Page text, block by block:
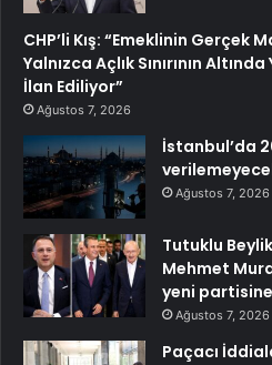
CHP’li Kış: “Emeklinin Gerçek
Yalnızca Açlık Sınırının
İlan Ediliyor”
Ağustos 7, 2026
İstanbul’da
Ağustos 7, 2026
Tutuklu
Mehmet
yeni
Ağustos 7, 2026
Paçacı